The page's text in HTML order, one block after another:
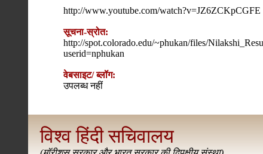
http://www.youtube.com/watch?v=JZ6ZCKpCGFE
सूचना-स्रोत:
http://spot.colorado.edu/~phukan/files/
userid=nphukan
वेबसाइट/ ब्लॉग:
उपलब्ध नहीं
विश्व हिंदी सचिवालय